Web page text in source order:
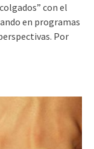
con el
en programas
Por